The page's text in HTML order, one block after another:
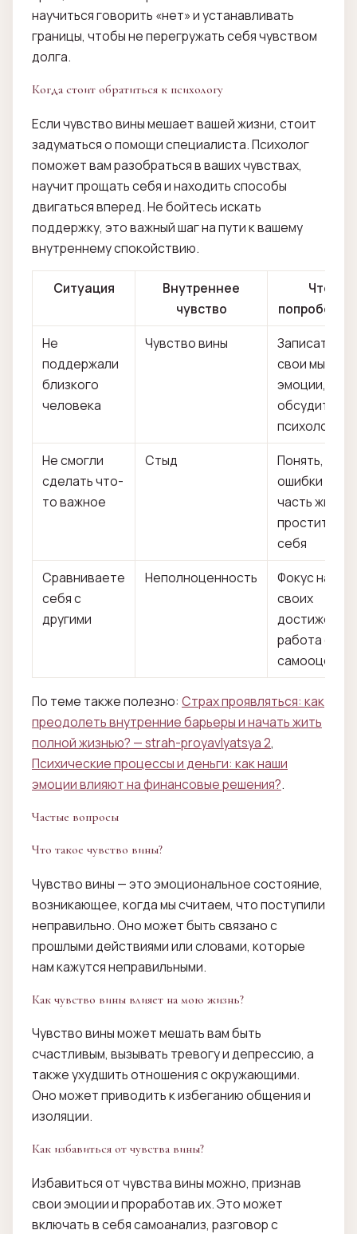
научиться говорить «нет» и устанавливать
границы, чтобы не перегружать себя чувством
долга.
Когда стоит обратиться к психологу
Если чувство вины мешает вашей жизни, стоит
задуматься о помощи специалиста. Психолог
поможет вам разобраться в ваших чувствах,
научит прощать себя и находить способы
двигаться вперед. Не бойтесь искать
поддержку, это важный шаг на пути к вашему
внутреннему спокойствию.
Ситуация
Внутреннее
чувство
Что
Не
поддержали
близкого
человека
Чувство вины
Записать
свои мысли и
эмоции,
обсудить с
психологом
Не смогли
сделать что-
то важное
Стыд
Понять, что
ошибки —
часть жизни,
простить
себя
Сравниваете
себя с
другими
Неполноценность
Фокус на
своих
работа с
По теме также полезно: Страх проявляться: как
преодолеть внутренние барьеры и начать жить
полной жизнью? — strah-proyavlyatsya 2,
Психические процессы и деньги: как наши
эмоции влияют на финансовые решения?.
Частые вопросы
Что такое чувство вины?
Чувство вины — это эмоциональное состояние,
возникающее, когда мы считаем, что поступили
неправильно. Оно может быть связано с
прошлыми действиями или словами, которые
нам кажутся неправильными.
Как чувство вины влияет на мою жизнь?
Чувство вины может мешать вам быть
счастливым, вызывать тревогу и депрессию, а
также ухудшить отношения с окружающими.
Оно может приводить к избеганию общения и
изоляции.
Как избавиться от чувства вины?
Избавиться от чувства вины можно, признав
свои эмоции и проработав их. Это может
включать в себя самоанализ, разговор с